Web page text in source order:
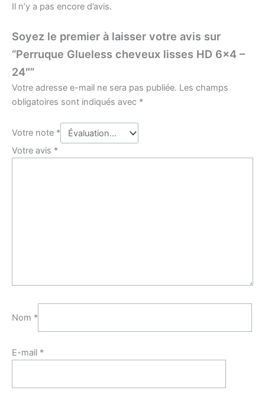
Il n’y a pas encore d’avis.
Soyez le premier à laisser votre avis sur
“Perruque Glueless cheveux lisses HD 6×4 –
24″”
Votre adresse e-mail ne sera pas publiée. Les champs
obligatoires sont indiqués avec *
Votre note *
Votre avis *
Nom *
E-mail *